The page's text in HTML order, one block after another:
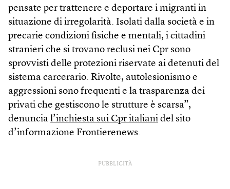
pensate per trattenere e deportare i migranti in
situazione di irregolarità. Isolati dalla società e in
precarie condizioni fisiche e mentali, i cittadini
stranieri che si trovano reclusi nei Cpr sono
sprovvisti delle protezioni riservate ai detenuti del
sistema carcerario. Rivolte, autolesionismo e
aggressioni sono frequenti e la trasparenza dei
privati che gestiscono le strutture è scarsa”,
denuncia l’inchiesta sui Cpr italiani del sito
d’informazione Frontierenews.
PUBBLICITÀ